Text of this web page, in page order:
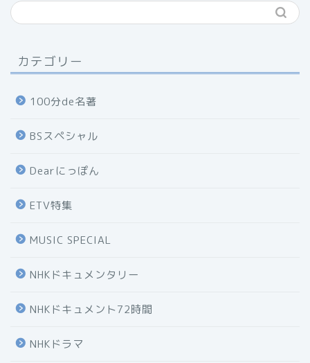
カテゴリー
100分de名著
BSスペシャル
Dearにっぽん
ETV特集
MUSIC SPECIAL
NHKドキュメンタリー
NHKドキュメント72時間
NHKドラマ